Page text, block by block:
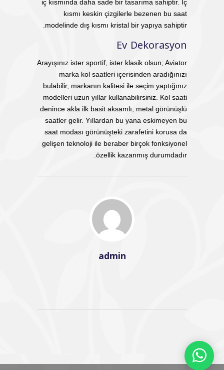
iç kısmında daha sade bir tasarıma sahiptir. İç
kısmı keskin çizgilerle bezenen bu saat
modelinde dış kısmı kristal bir yapıya sahiptir.
Ev Dekorasyon
Arayışınız ister sportif, ister klasik olsun; Aviator
marka kol saatleri içerisinden aradığınızı
bulabilir, markanın kalitesi ile seçim yaptığınız
modelleri uzun yıllar kullanabilirsiniz. Kol saati
denince akla ilk basit aksamlı, metal görünüşlü
saatler gelir. Yıllardan bu yana eskimeyen bu
saat modası görünüşteki zarafetini korusa da
gelişen teknoloji ile beraber birçok fonksiyonel
özellik kazanmış durumdadır.
admin